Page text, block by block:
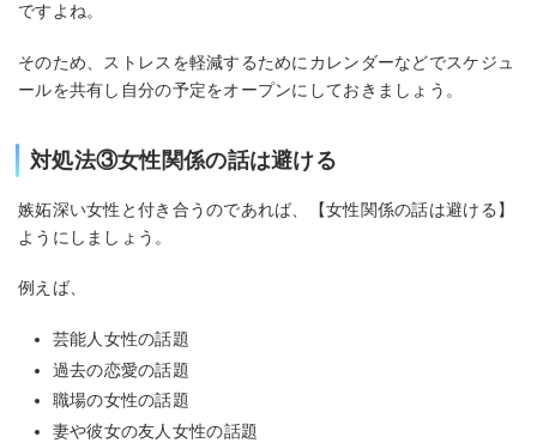
ですよね。
そのため、ストレスを軽減するためにカレンダーなどでスケジュ
ールを共有し自分の予定をオープンにしておきましょう。
対処法③女性関係の話は避ける
嫉妬深い女性と付き合うのであれば、【女性関係の話は避ける】
ようにしましょう。
例えば、
芸能人女性の話題
過去の恋愛の話題
職場の女性の話題
妻や彼女の友人女性の話題